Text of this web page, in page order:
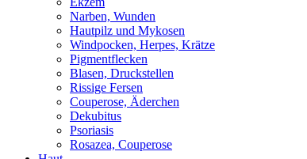
Narben, Wunden
Hautpilz und Mykosen
Windpocken, Herpes, Krätze
Pigmentflecken
Blasen, Druckstellen
Rissige Fersen
Couperose, Äderchen
Dekubitus
Psoriasis
Rosazea, Couperose